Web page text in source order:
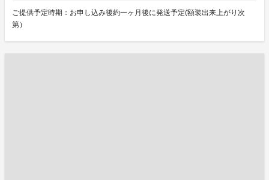
ご提供予定時期：お申し込み後約一ヶ月後に発送予定(額装出来上がり次
第）